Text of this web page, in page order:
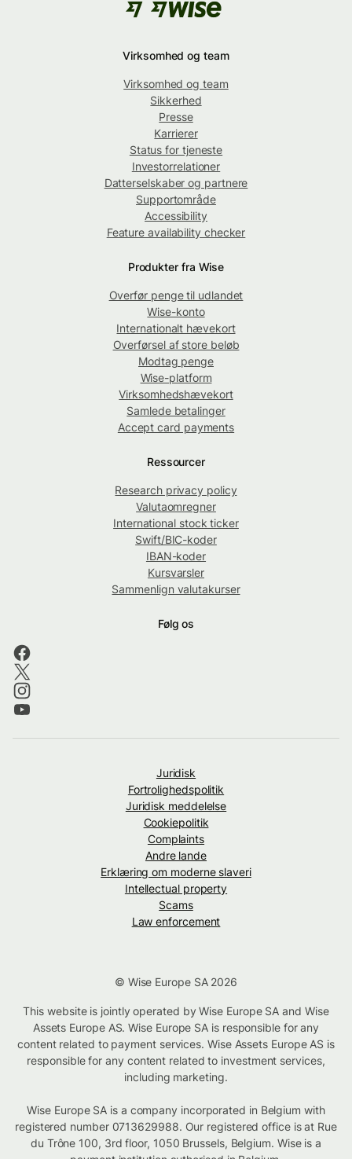
Virksomhed og team
Virksomhed og team
Sikkerhed
Presse
Karrierer
Status for tjeneste
Investorrelationer
Datterselskaber og partnere
Supportområde
Accessibility
Feature availability checker
Produkter fra Wise
Overfør penge til udlandet
Wise-konto
Internationalt hævekort
Overførsel af store beløb
Modtag penge
Wise-platform
Virksomhedshævekort
Samlede betalinger
Accept card payments
Ressourcer
Research privacy policy
Valutaomregner
International stock ticker
Swift/BIC-koder
IBAN-koder
Kursvarsler
Sammenlign valutakurser
Følg os
Juridisk
Fortrolighedspolitik
Juridisk meddelelse
Cookiepolitik
Complaints
Andre lande
Erklæring om moderne slaveri
Intellectual property
Scams
Law enforcement
© Wise Europe SA 2026
This website is jointly operated by Wise Europe SA and Wise
Assets Europe AS. Wise Europe SA is responsible for any
content related to payment services. Wise Assets Europe AS is
responsible for any content related to investment services,
including marketing.
Wise Europe SA is a company incorporated in Belgium with
registered number 0713629988. Our registered office is at Rue
du Trône 100, 3rd floor, 1050 Brussels, Belgium. Wise is a